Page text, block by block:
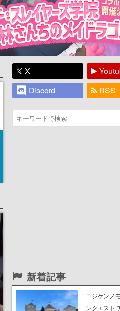
X
Discord
RSS
新着記事
ニジゲンノ
ンクエスト